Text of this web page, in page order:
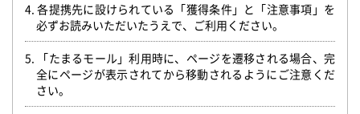
4. 各提携先に設けられている「獲得条件」と「注意事項」を
必ずお読みいただいたうえで、ご利用ください。
5. 「たまるモール」利用時に、ページを遷移される場合、完
全にページが表示されてから移動されるようにご注意くだ
さい。